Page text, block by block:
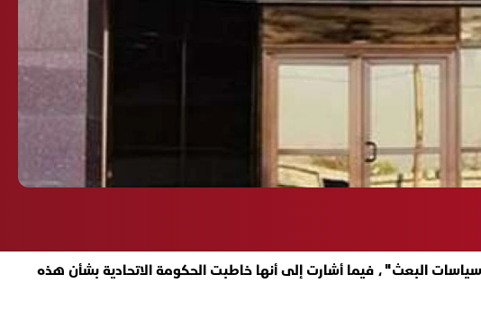
تعويض العائدين بعد النزوح بسبب "سياسات البعث"، فيما أشارت إلى أنها خاطبت الحكومة الاتحادية بشأن هذه